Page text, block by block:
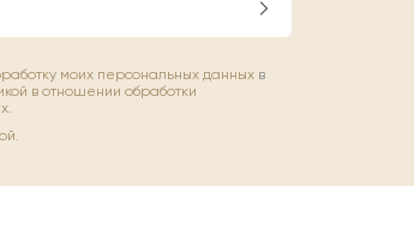
моих персональных данных в
в отношении обработки
.